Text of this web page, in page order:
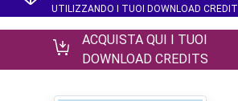
UTILIZZANDO I TUOI DOWNLOAD CREDIT
ACQUISTA QUI I TUOI
DOWNLOAD CREDITS